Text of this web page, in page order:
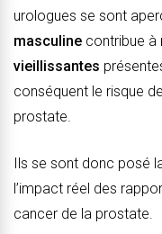
urologues se sont
masculine contribue à
vieillissantes
conséquent le risque
prostate.
Ils se sont donc posé
l’impact réel des
cancer de la prostate.